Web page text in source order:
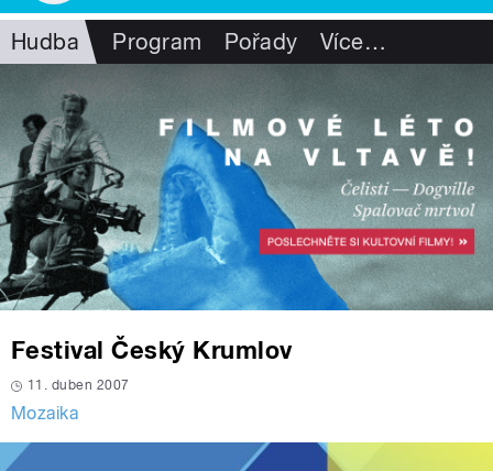
Hudba Program Pořady Více…
Festival Český Krumlov
11. duben 2007
Mozaika